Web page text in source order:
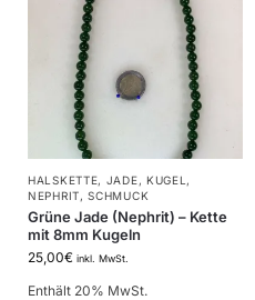
HALSKETTE, JADE, KUGEL,
NEPHRIT,SCHMUCK
Grüne Jade (Nephrit) – Kette
mit 8mm Kugeln
25,00€ inkl. MwSt.
Enthält 20% MwSt.